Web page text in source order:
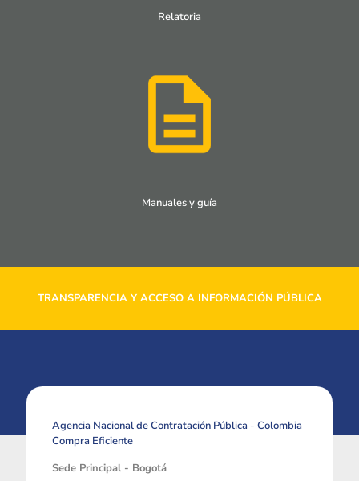
Relatoria
Manuales y guía
TRANSPARENCIA Y ACCESO A INFORMACIÓN PÚBLICA
Agencia Nacional de Contratación Pública - Colombia
Compra Eficiente
Sede Principal - Bogotá